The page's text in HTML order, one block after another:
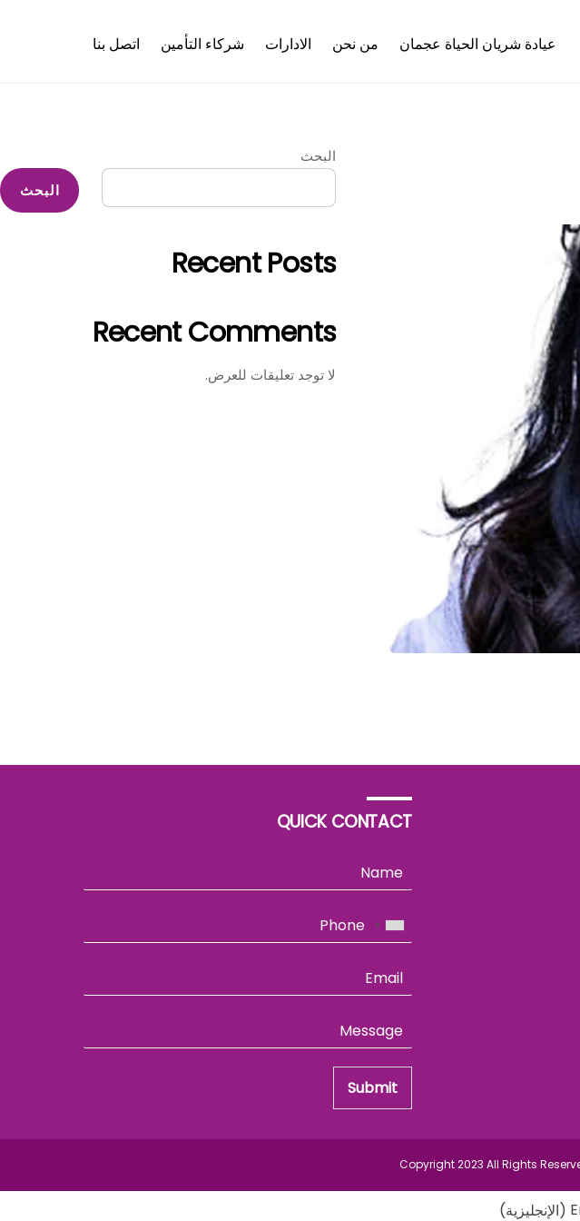
عيادة شريان الحياة عجمان من نحن الادارات شركاء التأمين اتصل بنا
البحث
البحث
Recent Posts
Recent Comments
لا توجد تعليقات للعرض.
QUICK CONTACT
Submit
Copyright 2023 All Rights
(الإنجليزية)